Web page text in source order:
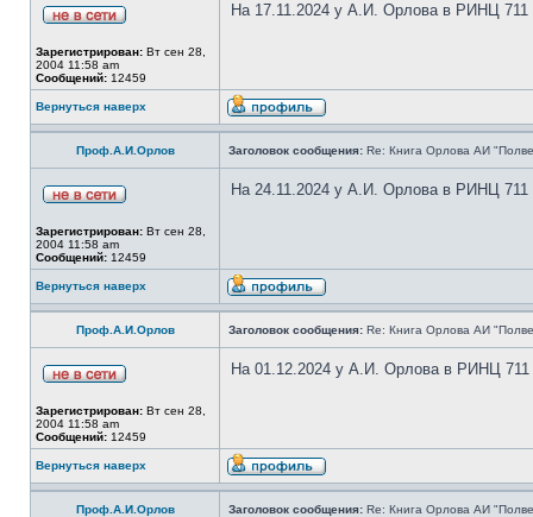
Зарегистрирован: Вт сен 28,
2004 11:58 am
Сообщений: 12459
На 17.11.2024 у А.И. Орлова в РИНЦ 711
Вернуться наверх
Проф.А.И.Орлов Заголовок сообщения: Re: Книга Орлова АИ
Зарегистрирован: Вт сен 28,
2004 11:58 am
Сообщений: 12459
На 24.11.2024 у А.И. Орлова в РИНЦ 711
Вернуться наверх
Проф.А.И.Орлов Заголовок сообщения: Re: Книга Орлова АИ
Зарегистрирован: Вт сен 28,
2004 11:58 am
Сообщений: 12459
На 01.12.2024 у А.И. Орлова в РИНЦ 711
Вернуться наверх
Проф.А.И.Орлов Заголовок сообщения: Re: Книга Орлова АИ